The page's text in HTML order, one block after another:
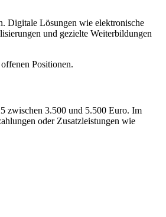
Digitale Lösungen wie elektronische
und gezielte Weiterbildungen
Positionen.
zwischen 3.500 und 5.500 Euro. Im
oder Zusatzleistungen wie